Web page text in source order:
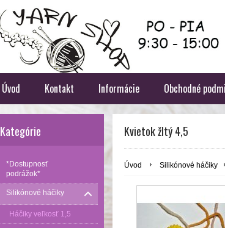
Úvod Kontakt Informácie Obchodné
Kategórie
*Dostupnosť
podrážok*
Silikónové háčiky
Háčiky veľkosť 1,5
Kvietok žltý 4,5
Úvod Silikónové háčiky